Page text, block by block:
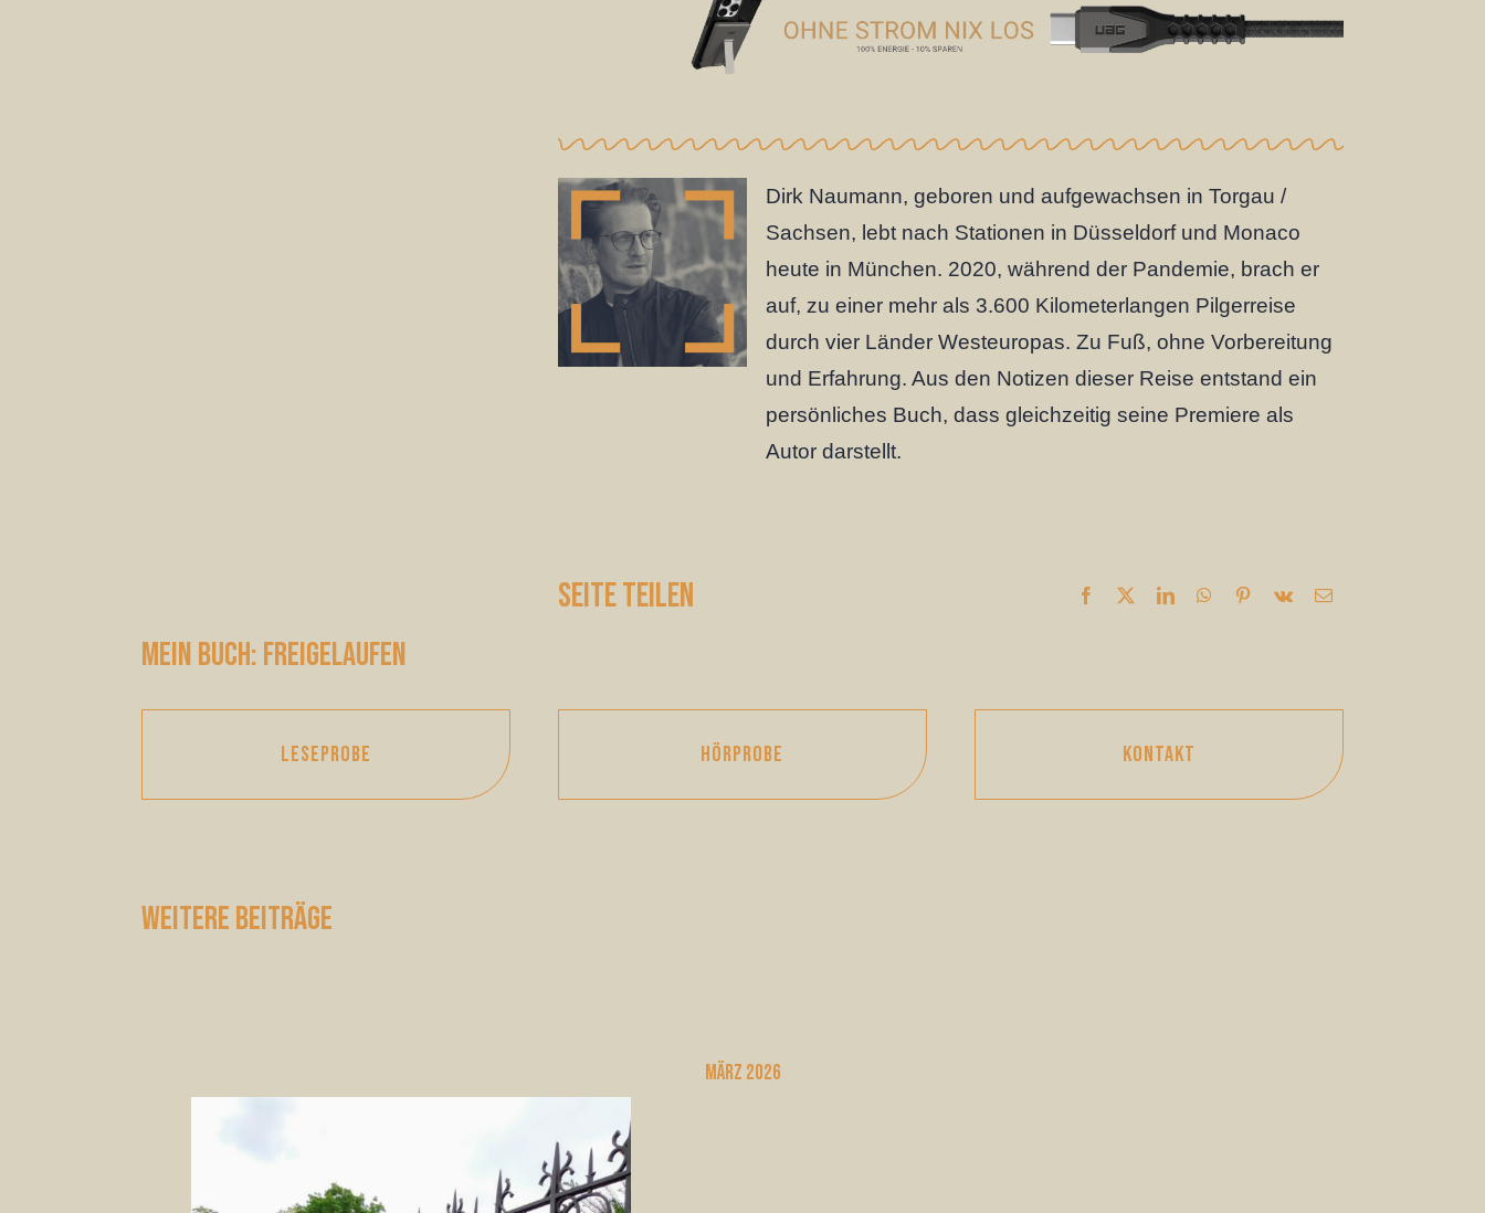
Dirk Naumann, geboren und aufgewachsen in Torgau /
Sachsen, lebt nach Stationen in Düsseldorf und Monaco
heute in München. 2020, während der Pandemie, brach er
auf, zu einer mehr als 3.600 Kilometerlangen Pilgerreise
durch vier Länder Westeuropas. Zu Fuß, ohne Vorbereitung
und Erfahrung. Aus den Notizen dieser Reise entstand ein
persönliches Buch, dass gleichzeitig seine Premiere als
Autor darstellt.
Seite teilen
Mein Buch: Freigelaufen
LESEPROBE HÖRPROBE KONTAKT
weitere beiträge
März 2026